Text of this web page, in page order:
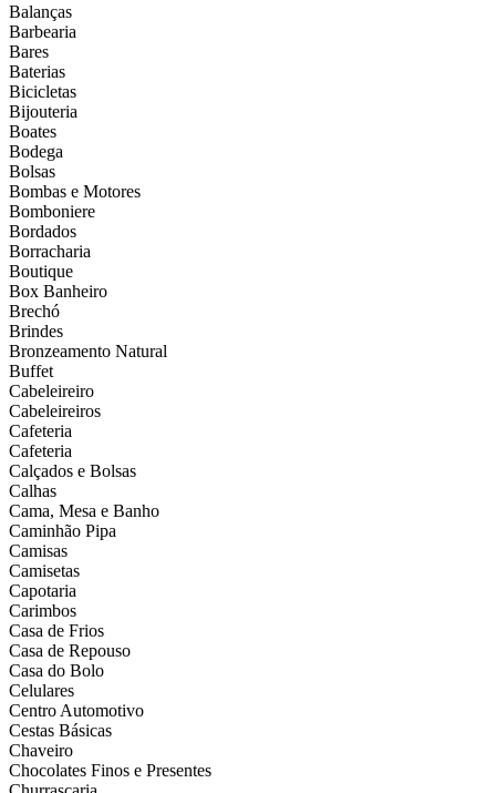
Balanças
Barbearia
Bares
Baterias
Bicicletas
Bijouteria
Boates
Bodega
Bolsas
Bombas e Motores
Bomboniere
Bordados
Borracharia
Boutique
Box Banheiro
Brechó
Brindes
Bronzeamento Natural
Buffet
Cabeleireiro
Cabeleireiros
Cafeteria
Cafeteria
Calçados e Bolsas
Calhas
Cama, Mesa e Banho
Caminhão Pipa
Camisas
Camisetas
Capotaria
Carimbos
Casa de Frios
Casa de Repouso
Casa do Bolo
Celulares
Centro Automotivo
Cestas Básicas
Chaveiro
Chocolates Finos e Presentes